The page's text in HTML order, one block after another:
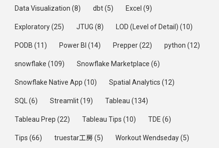
Data Visualization (8) dbt(5) Excel (9)
Exploratory(25) JTUG (8) LOD (Level of Detail) (10)
PODB (11) Power BI (14) Prepper(22) python (12)
snowflake (109) Snowflake Marketplace (6)
Snowflake Native App (10) Spatial Analytics (12)
SQL(6) Streamlit(19) Tableau (134)
Tableau Prep (22) Tableau Tips (10) TDE (6)
Tips (66) truestar工房(5) Workout Wendseday(5)